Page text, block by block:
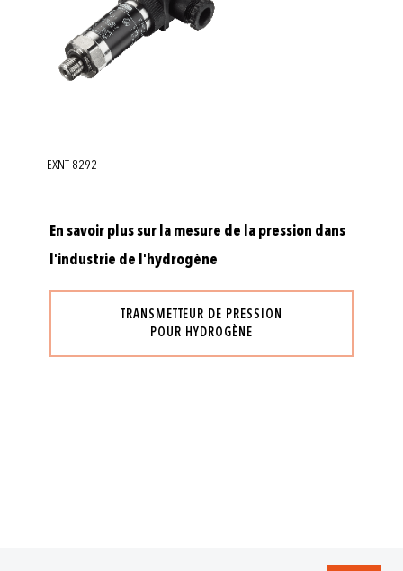
EXNT 8292
En savoir plus sur la mesure de la pression dans
l'industrie de l'hydrogène
TRANSMETTEUR DE PRESSION
POUR HYDROGÈNE